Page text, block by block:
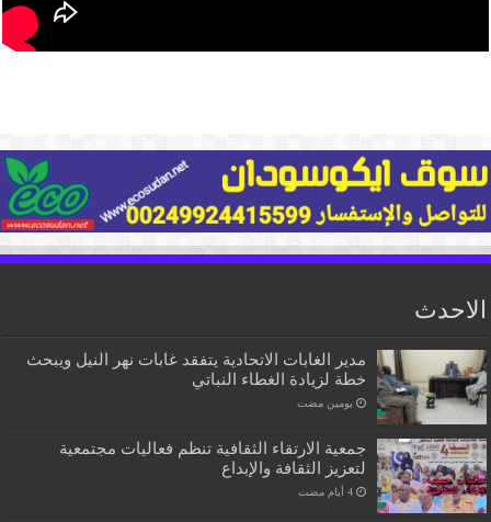
الاحدث
مدير الغابات الاتحادية يتفقد غابات نهر النيل ويبحث
خطة لزيادة الغطاء النباتي
‏يومين مضت
جمعية الارتقاء الثقافية تنظم فعاليات مجتمعية
لتعزيز الثقافة والإبداع